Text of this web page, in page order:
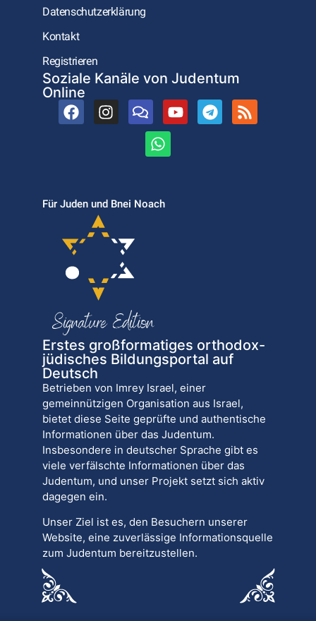
Datenschutzerklärung
Kontakt
Registrieren
Soziale Kanäle von Judentum
Online
Für Juden und Bnei Noach
Erstes großformatiges orthodox-
jüdisches Bildungsportal auf
Deutsch
Betrieben von Imrey Israel, einer
gemeinnützigen Organisation aus Israel,
bietet diese Seite geprüfte und authentische
Informationen über das Judentum.
Insbesondere in deutscher Sprache gibt es
viele verfälschte Informationen über das
Judentum, und unser Projekt setzt sich aktiv
dagegen ein.
Unser Ziel ist es, den Besuchern unserer
Website, eine zuverlässige Informationsquelle
zum Judentum bereitzustellen.